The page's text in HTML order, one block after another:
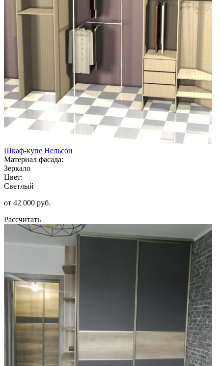
Шкаф-купе Нельсон
Материал фасада:
Зеркало
Цвет:
Светлый
от 42 000 руб.
Рассчитать